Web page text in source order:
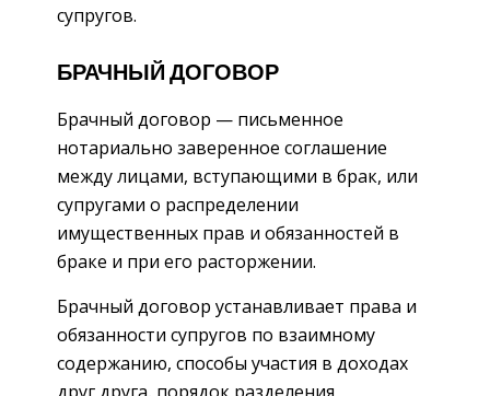
супругов.
БРАЧНЫЙ ДОГОВОР
Брачный договор — письменное
нотариально заверенное соглашение
между лицами, вступающими в брак, или
супругами о распределении
имущественных прав и обязанностей в
браке и при его расторжении.
Брачный договор устанавливает права и
обязанности супругов по взаимному
содержанию, способы участия в доходах